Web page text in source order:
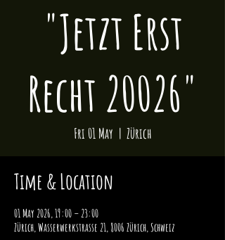
"Jetzt Erst
Recht 20026"
Fri 01 May
  |
Zürich
Time & Location
01 May 2026, 19:00 – 23:00
Zürich, Wasserwerkstrasse 21, 8006 Zürich, Schweiz